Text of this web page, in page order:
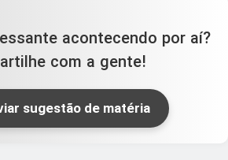
acontecendo por aí?
com a gente!
sugestão de matéria